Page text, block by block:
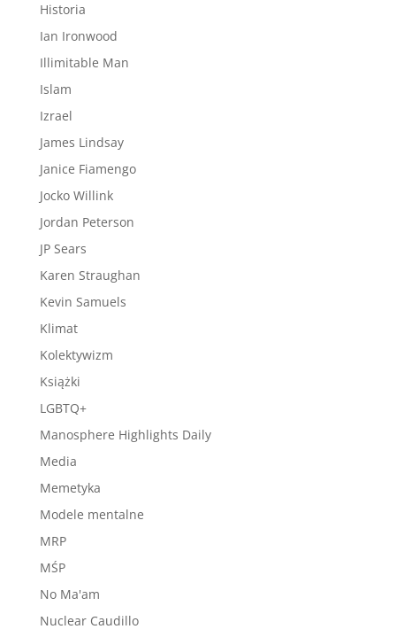
Historia
Ian Ironwood
Illimitable Man
Islam
Izrael
James Lindsay
Janice Fiamengo
Jocko Willink
Jordan Peterson
JP Sears
Karen Straughan
Kevin Samuels
Klimat
Kolektywizm
Książki
LGBTQ+
Manosphere Highlights Daily
Media
Memetyka
Modele mentalne
MRP
MŚP
No Ma'am
Nuclear Caudillo